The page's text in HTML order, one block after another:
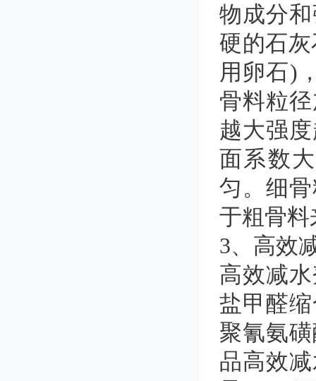
物成分
硬的石
用卵石)
骨料粒
越大强
面系数
匀。细
于粗骨
3、高效
高效减
盐甲醛
聚氰氨
品高效